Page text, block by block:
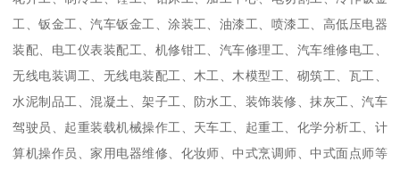
工、钣金工、汽车钣金工、涂装工、油漆工、喷漆工、高低压电器
装配、电工仪表装配工、机修钳工、汽车修理工、汽车维修电工、
无线电装调工、无线电装配工、木工、木模型工、砌筑工、瓦工、
水泥制品工、混凝土、架子工、防水工、装饰装修、抹灰工、汽车
驾驶员、起重装载机械操作工、天车工、起重工、化学分析工、计
算机操作员、家用电器维修、化妆师、中式烹调师、中式面点师等